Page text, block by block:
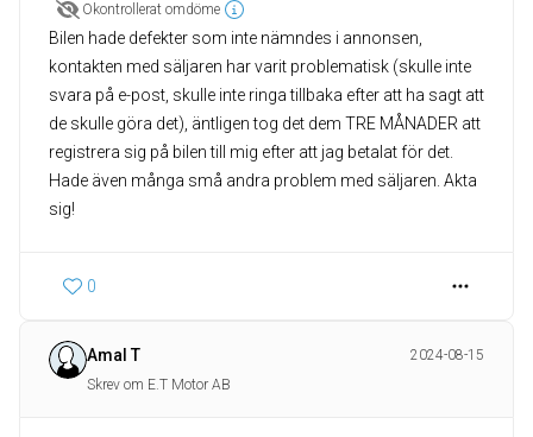
Okontrollerat omdöme
Bilen hade defekter som inte nämndes i annonsen,
kontakten med säljaren har varit problematisk (skulle inte
svara på e-post, skulle inte ringa tillbaka efter att ha sagt att
de skulle göra det), äntligen tog det dem TRE MÅNADER att
registrera sig på bilen till mig efter att jag betalat för det.
Hade även många små andra problem med säljaren. Akta
sig!
0
Amal T
2024-08-15
Skrev om E.T Motor AB